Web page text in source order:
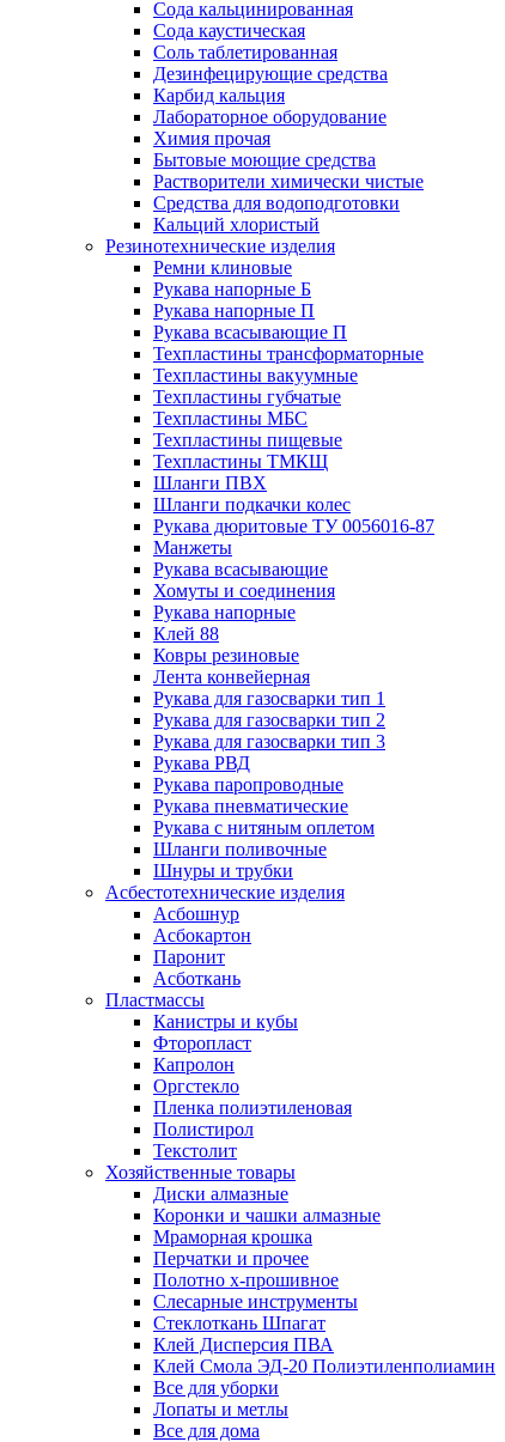
Сода кальцинированная
Сода каустическая
Соль таблетированная
Дезинфецирующие средства
Карбид кальция
Лабораторное оборудование
Химия прочая
Бытовые моющие средства
Растворители химически чистые
Средства для водоподготовки
Кальций хлористый
Резинотехнические изделия
Ремни клиновые
Рукава напорные Б
Рукава напорные П
Рукава всасывающие П
Техпластины трансформаторные
Техпластины вакуумные
Техпластины губчатые
Техпластины МБС
Техпластины пищевые
Техпластины ТМКЩ
Шланги ПВХ
Шланги подкачки колес
Рукава дюритовые ТУ 0056016-87
Манжеты
Рукава всасывающие
Хомуты и соединения
Рукава напорные
Клей 88
Ковры резиновые
Лента конвейерная
Рукава для газосварки тип 1
Рукава для газосварки тип 2
Рукава для газосварки тип 3
Рукава РВД
Рукава паропроводные
Рукава пневматические
Рукава с нитяным оплетом
Шланги поливочные
Шнуры и трубки
Асбестотехнические изделия
Асбошнур
Асбокартон
Паронит
Асботкань
Пластмассы
Канистры и кубы
Фторопласт
Капролон
Оргстекло
Пленка полиэтиленовая
Полистирол
Текстолит
Хозяйственные товары
Диски алмазные
Коронки и чашки алмазные
Мраморная крошка
Перчатки и прочее
Полотно х-прошивное
Слесарные инструменты
Стеклоткань Шпагат
Клей Дисперсия ПВА
Клей Смола ЭД-20 Полиэтиленполиамин
Все для уборки
Лопаты и метлы
Все для дома